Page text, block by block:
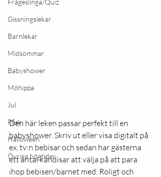
Frågeslinga/Quiz
Gissningslekar
Barnlekar
Midsommar
Babyshower
Möhippa
Jul
Påsk
Halloween
Övriga högtider
Den här leken passar perfekt till en
babyshower. Skriv ut eller visa digitalt på
ex. tv:n bebisar och sedan har gästerna
ett antal kändisar att välja på att para
ihop bebisen/barnet med. Roligt och